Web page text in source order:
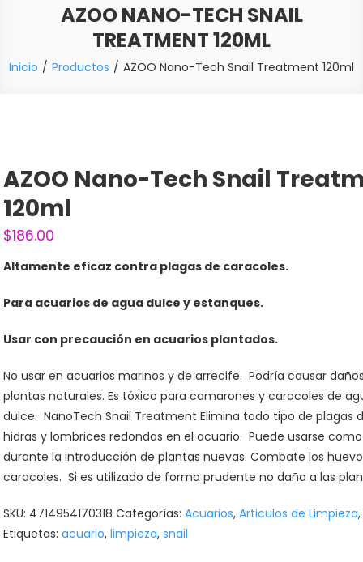
AZOO NANO-TECH SNAIL
TREATMENT 120ML
Inicio Productos AZOO Nano-Tech Snail Treatment 120ml
AZOO Nano-Tech Snail
120ml
$186.00
Altamente eficaz contra plagas de caracoles.
Para acuarios de agua dulce y estanques.
Usar con precaución en acuarios plantados.
No usar en acuarios marinos y de arrecife. Podría causar
plantas naturales. Es tóxico para camarones y caracoles de
dulce. NanoTech Snail Treatment Elimina todo tipo de plagas
hidras y lombrices redondas en el acuario. Puede usarse
durante la introducción de plantas nuevas. Combate los
caracoles. Si es utilizado de forma prudente no daña a las
SKU: 4714954170318 Categorías:Acuarios,Articulos de Limpieza
Etiquetas:acuario,limpieza,snail